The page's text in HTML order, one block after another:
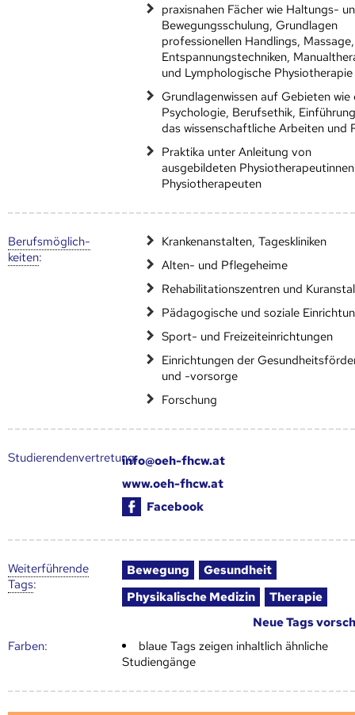
praxisnahen Fächer wie Haltungs-
Bewegungsschulung, Grundlagen
professionellen Handlings, Massage,
Entspannungstechniken,
und Lymphologische Physiotherapie
Grundlagenwissen auf Gebieten wie
Psychologie, Berufsethik,
das wissenschaftliche Arbeiten und
Praktika unter Anleitung von
ausgebildeten
Physiotherapeuten
Berufs­möglich­
keiten:
Krankenanstalten, Tageskliniken
Alten- und Pflegeheime
Rehabilitationszentren und
Pädagogische und soziale
Sport- und Freizeiteinrichtungen
Einrichtungen der
und -vorsorge
Forschung
Studierendenvertretung:info@oeh-fhcw.at
www.oeh-fhcw.at
Facebook
Weiter­führende
Tags:
Bewegung
Gesundheit
Physikalische Medizin
Therapie
Neue Tags
Farben:
blaue Tags zeigen inhaltlich ähnliche
Studiengänge